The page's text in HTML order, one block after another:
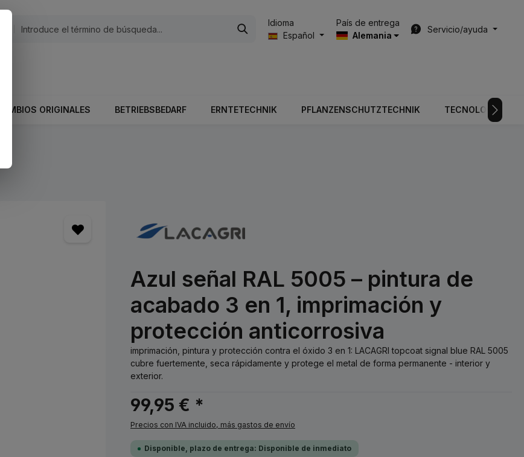
Idioma
Español
País de entrega
Alemania
Servicio/ayuda
ORIGINALES BETRIEBSBEDARF ERNTETECHNIK PFLANZENSCHUTZTECHNIK TECNOLOGÍA DE
Azul señal RAL 5005 – pintura de
acabado 3 en 1, imprimación y
protección anticorrosiva
imprimación, pintura y protección contra el óxido 3 en 1: LACAGRI topcoat signal blue RAL 5005
cubre fuertemente, seca rápidamente y protege el metal de forma permanente - interior y
exterior.
99,95 € *
Precios con IVA incluido, más gastos de envío
Disponible, plazo de entrega: Disponible de inmediato